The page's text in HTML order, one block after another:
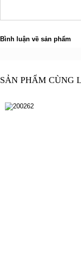
Bình luận về sản phẩm
SẢN PHẨM CÙNG